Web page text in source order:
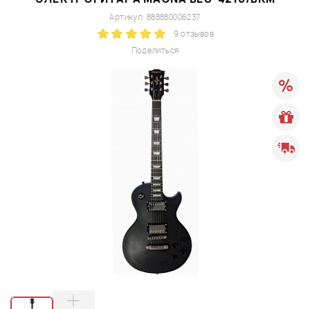
Поделиться
Артикул: 888880006237
9 отзывов